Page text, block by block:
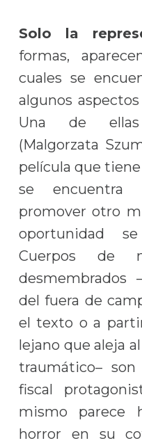
Solo la
formas,
cuales se
algunos
Una de
(Malgorzata
película que
se encuentra
promover otro
oportunidad
Cuerpos de
desmembrados
del fuera de
el texto o a
lejano que aleja
traumático–
fiscal
mismo parece
horror en su